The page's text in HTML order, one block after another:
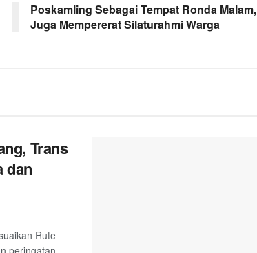
Poskamling Sebagai Tempat Ronda Malam,
Juga Mempererat Silaturahmi Warga
Trans
dan
Rute
peringatan